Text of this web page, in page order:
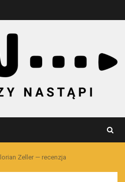
Zeller — recenzja